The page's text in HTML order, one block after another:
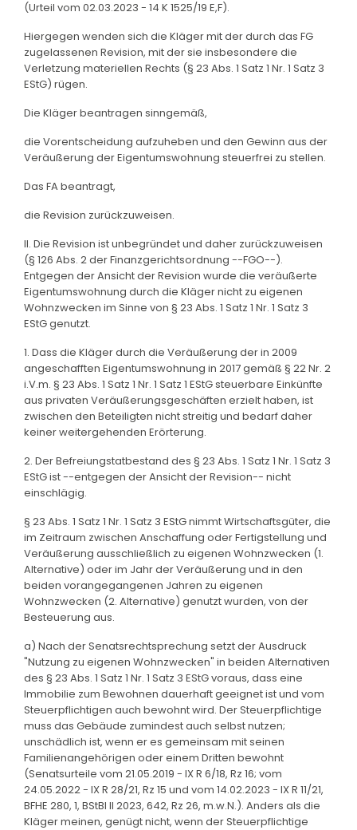
(Urteil vom 02.03.2023 - 14 K 1525/19 E,F).
Hiergegen wenden sich die Kläger mit der durch das FG
zugelassenen Revision, mit der sie insbesondere die
Verletzung materiellen Rechts (§ 23 Abs. 1 Satz 1 Nr. 1 Satz 3
EStG) rügen.
Die Kläger beantragen sinngemäß,
die Vorentscheidung aufzuheben und den Gewinn aus der
Veräußerung der Eigentumswohnung steuerfrei zu stellen.
Das FA beantragt,
die Revision zurückzuweisen.
II. Die Revision ist unbegründet und daher zurückzuweisen
(§ 126 Abs. 2 der Finanzgerichtsordnung --FGO--).
Entgegen der Ansicht der Revision wurde die veräußerte
Eigentumswohnung durch die Kläger nicht zu eigenen
Wohnzwecken im Sinne von § 23 Abs. 1 Satz 1 Nr. 1 Satz 3
EStG genutzt.
1. Dass die Kläger durch die Veräußerung der in 2009
angeschafften Eigentumswohnung in 2017 gemäß § 22 Nr. 2
i.V.m. § 23 Abs. 1 Satz 1 Nr. 1 Satz 1 EStG steuerbare Einkünfte
aus privaten Veräußerungsgeschäften erzielt haben, ist
zwischen den Beteiligten nicht streitig und bedarf daher
keiner weitergehenden Erörterung.
2. Der Befreiungstatbestand des § 23 Abs. 1 Satz 1 Nr. 1 Satz 3
EStG ist --entgegen der Ansicht der Revision-- nicht
einschlägig.
§ 23 Abs. 1 Satz 1 Nr. 1 Satz 3 EStG nimmt Wirtschaftsgüter, die
im Zeitraum zwischen Anschaffung oder Fertigstellung und
Veräußerung ausschließlich zu eigenen Wohnzwecken (1.
Alternative) oder im Jahr der Veräußerung und in den
beiden vorangegangenen Jahren zu eigenen
Wohnzwecken (2. Alternative) genutzt wurden, von der
Besteuerung aus.
a) Nach der Senatsrechtsprechung setzt der Ausdruck
"Nutzung zu eigenen Wohnzwecken" in beiden Alternativen
des § 23 Abs. 1 Satz 1 Nr. 1 Satz 3 EStG voraus, dass eine
Immobilie zum Bewohnen dauerhaft geeignet ist und vom
Steuerpflichtigen auch bewohnt wird. Der Steuerpflichtige
muss das Gebäude zumindest auch selbst nutzen;
unschädlich ist, wenn er es gemeinsam mit seinen
Familienangehörigen oder einem Dritten bewohnt
(Senatsurteile vom 21.05.2019 - IX R 6/18, Rz 16; vom
24.05.2022 - IX R 28/21, Rz 15 und vom 14.02.2023 - IX R 11/21,
BFHE 280, 1, BStBl II 2023, 642, Rz 26, m.w.N.). Anders als die
Kläger meinen, genügt nicht, wenn der Steuerpflichtige